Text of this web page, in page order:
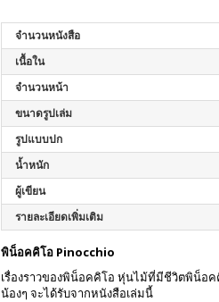
จำนวนหนังสือ
เนื้อใน
จำนวนหน้า
ขนาดรูปเล่ม
รูปแบบปก
น้ำหนัก
ผู้เขียน
รายละเอียดเพิ่มเติม
พิน็อคคิโอ Pinocchio
เรื่องราวของพิน็อคคิโอ หุ่นไม้ที่มีชีวิตพิน็อค
น้องๆ จะได้รับจากหนังสือเล่มนี้